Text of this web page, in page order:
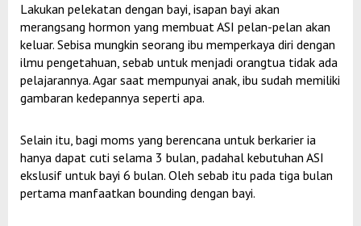
Lakukan pelekatan dengan bayi, isapan bayi akan
merangsang hormon yang membuat ASI pelan-pelan akan
keluar. Sebisa mungkin seorang ibu memperkaya diri dengan
ilmu pengetahuan, sebab untuk menjadi orangtua tidak ada
pelajarannya. Agar saat mempunyai anak, ibu sudah memiliki
gambaran kedepannya seperti apa.
Selain itu, bagi moms yang berencana untuk berkarier ia
hanya dapat cuti selama 3 bulan, padahal kebutuhan ASI
ekslusif untuk bayi 6 bulan. Oleh sebab itu pada tiga bulan
pertama manfaatkan bounding dengan bayi.